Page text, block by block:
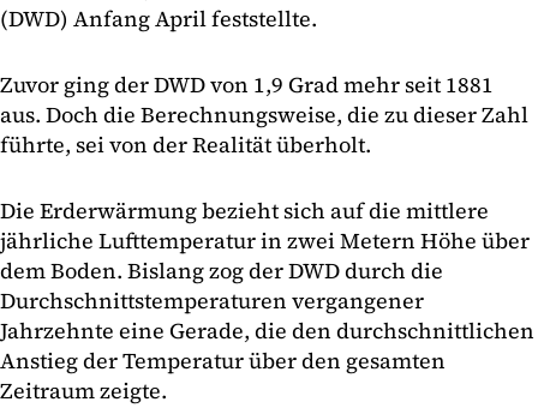
(DWD) Anfang April feststellte.
Zuvor ging der DWD von 1,9 Grad mehr seit 1881
aus. Doch die Berechnungsweise, die zu dieser Zahl
führte, sei von der Realität überholt.
Die Erderwärmung bezieht sich auf die mittlere
jährliche Lufttemperatur in zwei Metern Höhe über
dem Boden. Bislang zog der DWD durch die
Durchschnittstemperaturen vergangener
Jahrzehnte eine Gerade, die den durchschnittlichen
Anstieg der Temperatur über den gesamten
Zeitraum zeigte.